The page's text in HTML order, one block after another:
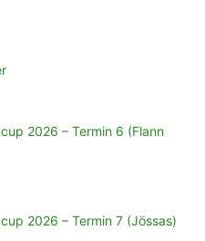
2026 – Termin 6 (Flann
2026 – Termin 7 (Jössas)